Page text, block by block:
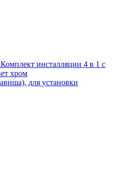
инсталляции 4 в 1 с
хром
для установки